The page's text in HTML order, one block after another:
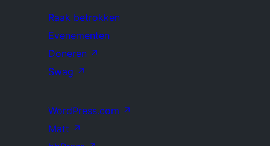
Raak betrokken
Evenementen
Doneren ↗
Swag ↗
WordPress.com ↗
Matt ↗